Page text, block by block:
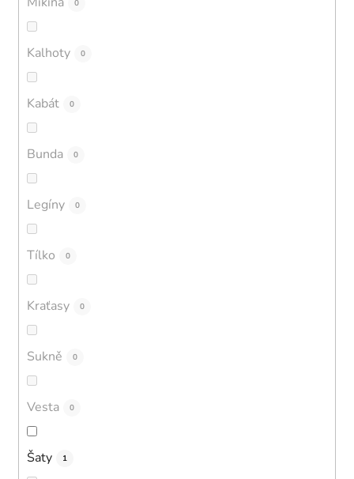
0
Kalhoty 0
Kabát 0
Bunda 0
Legíny 0
Tílko 0
Kraťasy 0
Sukně 0
Vesta 0
Šaty 1